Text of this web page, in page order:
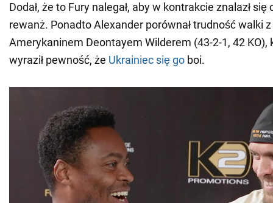
Dodał, że to Fury nalegał, aby w kontrakcie znalazł
rewanż. Ponadto Alexander porównał trudność walki
Amerykaninem Deontayem Wilderem (43-2-1, 42 KO),
wyraził pewność, że Ukrainiec się go boi.